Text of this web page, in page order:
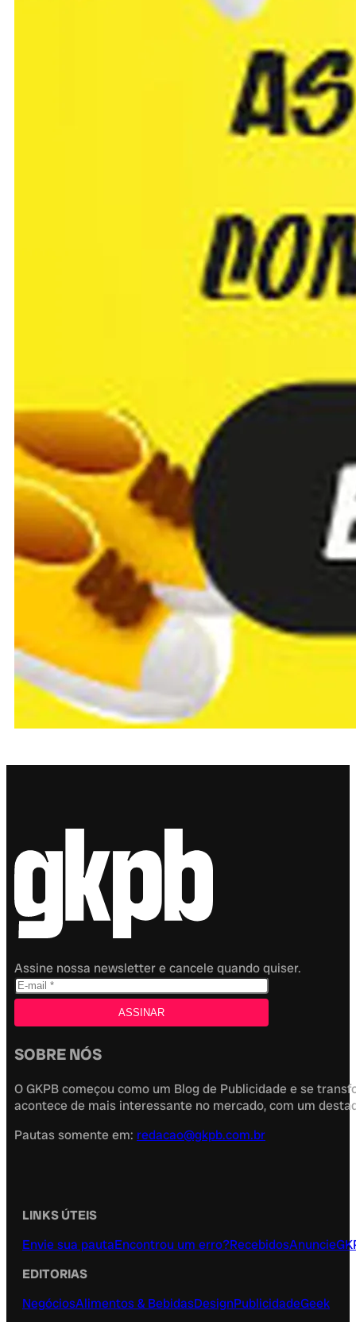
Assine nossa newsletter e cancele quando quiser.
SOBRE NÓS
O GKPB começou como um Blog de Publicidade e se
acontece de mais interessante no mercado, com um
Pautas somente em: redacao@gkpb.com.br
LINKS ÚTEIS
Envie sua pautaEncontrou um erro?RecebidosAnuncie
EDITORIAS
NegóciosAlimentos & BebidasDesignPublicidadeGeek